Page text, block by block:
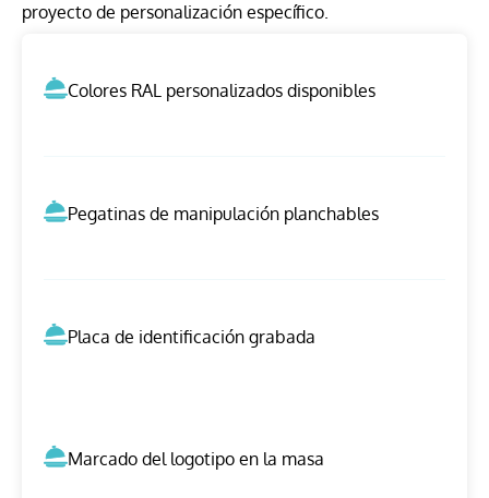
proyecto de personalización específico.
Colores RAL personalizados disponibles
Pegatinas de manipulación planchables
Placa de identificación grabada
Marcado del logotipo en la masa